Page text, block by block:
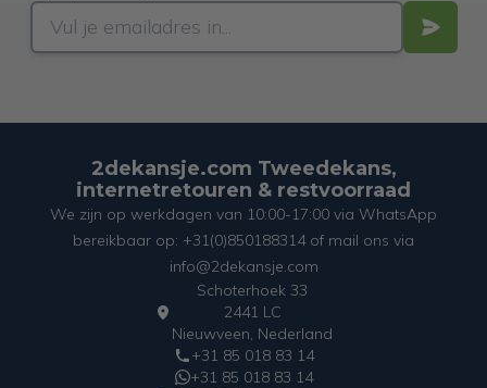
2dekansje.com Tweedekans,
internetretouren & restvoorraad
We zijn op werkdagen van 10:00-17:00 via WhatsApp
bereikbaar op: +31(0)850188314 of mail ons via
info@2dekansje.com
Schoterhoek 33
2441 LC
Nieuwveen, Nederland
+31 85 018 83 14
+31 85 018 83 14